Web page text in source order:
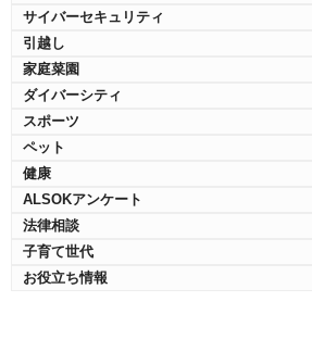
サイバーセキュリティ
引越し
家庭菜園
ダイバーシティ
スポーツ
ペット
健康
ALSOKアンケート
法律相談
子育て世代
お役立ち情報